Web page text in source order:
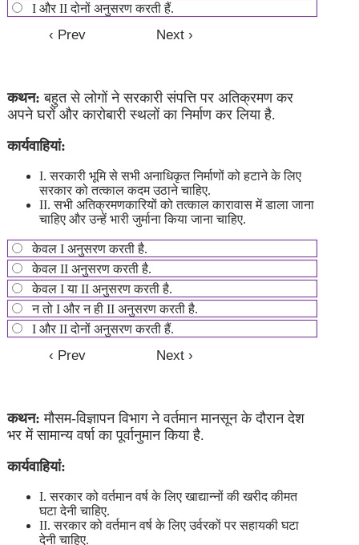
I और II दोनों अनुसरण करती हैं.
कथन: बहुत से लोगों ने सरकारी संपत्ति पर अतिक्रमण कर
अपने घरों और कारोबारी स्थलों का निर्माण कर लिया है.
कार्यवाहियां:
I. सरकारी भूमि से सभी अनाधिकृत निर्माणों को हटाने के लिए
सरकार को तत्काल कदम उठाने चाहिए.
II. सभी अतिक्रमणकारियों को तत्काल कारावास में डाला जाना
चाहिए और उन्हें भारी जुर्माना किया जाना चाहिए.
केवल I अनुसरण करती है.
केवल II अनुसरण करती है.
केवल I या II अनुसरण करती है.
न तो I और न ही II अनुसरण करती है.
I और II दोनों अनुसरण करती हैं.
कथन: मौसम-विज्ञापन विभाग ने वर्तमान मानसून के दौरान देश
भर में सामान्य वर्षा का पूर्वानुमान किया है.
कार्यवाहियां:
I. सरकार को वर्तमान वर्ष के लिए खाद्यान्नों की खरीद कीमत
घटा देनी चाहिए.
II. सरकार को वर्तमान वर्ष के लिए उर्वरकों पर सहायकी घटा
देनी चाहिए.